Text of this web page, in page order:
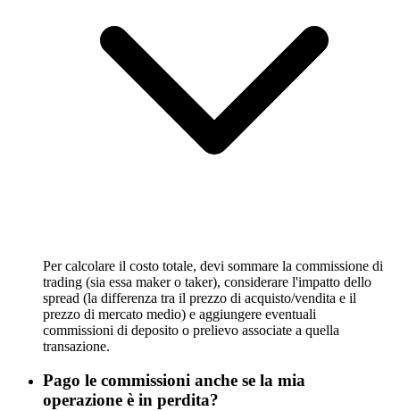
Per calcolare il costo totale, devi sommare la commissione di
trading (sia essa maker o taker), considerare l'impatto dello
spread (la differenza tra il prezzo di acquisto/vendita e il
prezzo di mercato medio) e aggiungere eventuali
commissioni di deposito o prelievo associate a quella
transazione.
Pago le commissioni anche se la mia
operazione è in perdita?